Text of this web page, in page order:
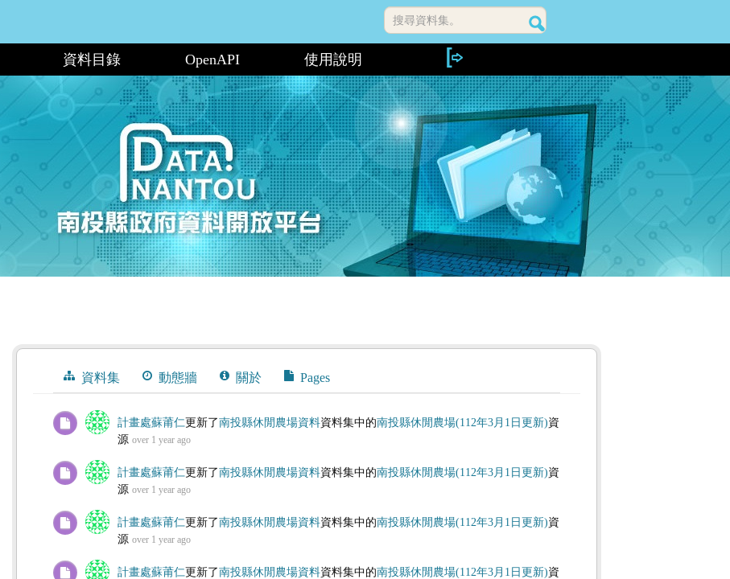
搜尋資料集。
資料目錄 OpenAPI 使用說明
資料集 動態牆 關於 Pages
動態牆 計畫處蘇莆仁更新了南投縣休閒農場資料資料集中的南投縣休閒農場(112年3月1日更新)資
源 over 1 year ago
計畫處蘇莆仁更新了南投縣休閒農場資料資料集中的南投縣休閒農場(112年3月1日更新)資
源 over 1 year ago
計畫處蘇莆仁更新了南投縣休閒農場資料資料集中的南投縣休閒農場(112年3月1日更新)資
源 over 1 year ago
計畫處蘇莆仁更新了南投縣休閒農場資料資料集中的南投縣休閒農場(112年3月1日更新)資